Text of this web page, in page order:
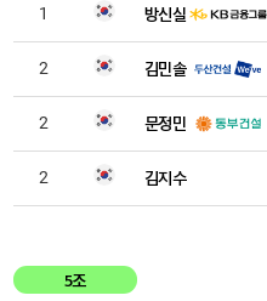
1 방신실
2 김민솔
2 문정민
2 김지수
5조